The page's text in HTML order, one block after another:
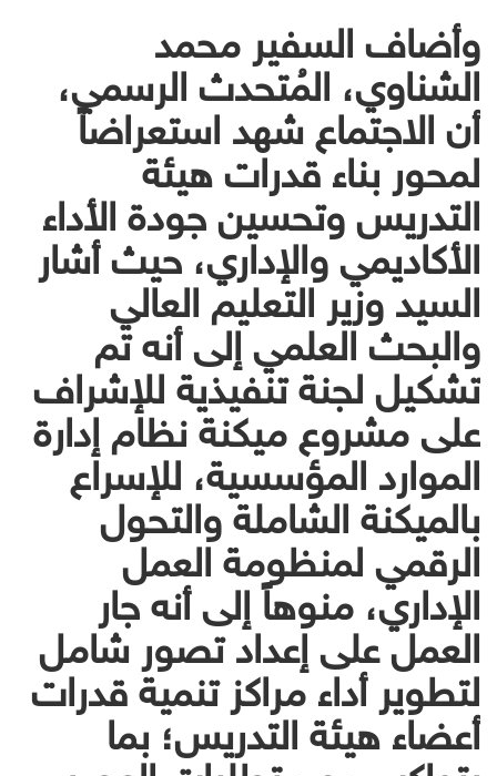
وأضاف السفير محمد
الشناوي، المُتحدث الرسمي،
أن الاجتماع شهد استعراضاً
لمحور بناء قدرات هيئة
التدريس وتحسين جودة الأداء
الأكاديمي والإداري، حيث أشار
السيد وزير التعليم العالي
والبحث العلمي إلى أنه تم
تشكيل لجنة تنفيذية للإشراف
على مشروع ميكنة نظام إدارة
الموارد المؤسسية، للإسراع
بالميكنة الشاملة والتحول
الرقمي لمنظومة العمل
الإداري، منوهاً إلى أنه جار
العمل على إعداد تصور شامل
لتطوير أداء مراكز تنمية قدرات
أعضاء هيئة التدريس؛ بما